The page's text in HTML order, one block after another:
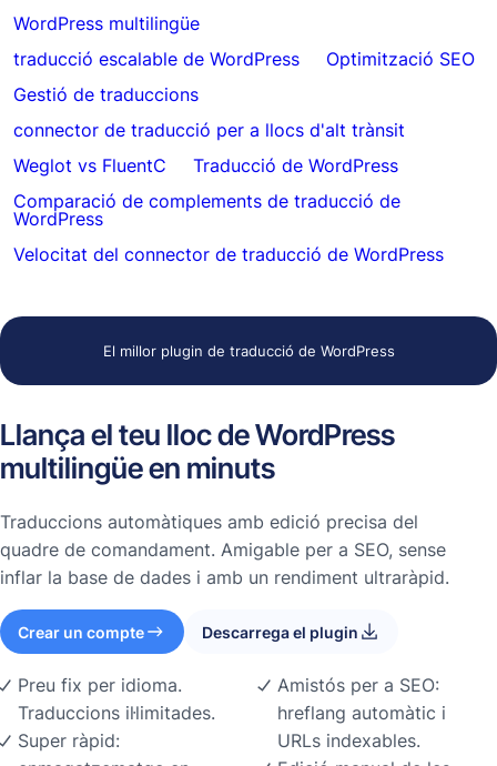
WordPress multilingüe
traducció escalable de WordPress
Optimització SEO
Gestió de traduccions
connector de traducció per a llocs d'alt trànsit
Weglot vs FluentC
Traducció de WordPress
Comparació de complements de traducció de
WordPress
Velocitat del connector de traducció de WordPress
El millor plugin de traducció de WordPress
Llança el teu lloc de WordPress
multilingüe en minuts
Traduccions automàtiques amb edició precisa del
quadre de comandament. Amigable per a SEO, sense
inflar la base de dades i amb un rendiment ultraràpid.
Crear un compte Descarrega el plugin
Preu fix per idioma.
Traduccions il·limitades.
Super ràpid:
Amistós per a SEO:
hreflang automàtic i
URLs indexables.